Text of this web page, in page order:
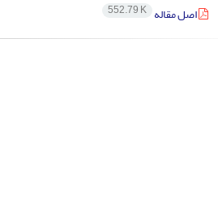
اصل مقاله 552.79 K